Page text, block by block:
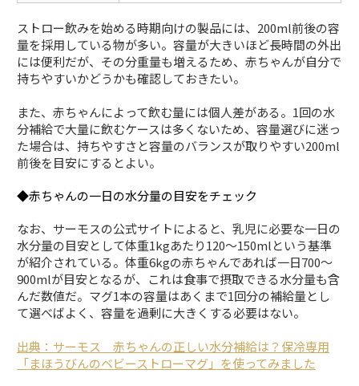
ストロー飲みを始める時期向けの製品には、200ml前後の容
量を採用している物が多い。容量が大きいほど長時間の外出
には便利だが、その分重量も増えるため、赤ちゃんが自分で
持ちやすいかどうかも確認しておきたい。
また、赤ちゃんによって飲む量には個人差がある。1回の水
分補給で大量に飲むケースは多くないため、容量選びに迷っ
た場合は、持ちやすさと容量のバランスが取りやすい200ml
前後を目安にするとよい。
◆赤ちゃんの一日の水分量の目安をチェック
なお、サーモスの公式サイトによると、乳児に必要な一日の
水分量の目安として体重1kgあたり120〜150mlという基準
が紹介されている。体重6kgの赤ちゃんであれば一日700〜
900mlが目安となるが、これは食事で摂取できる水分量も含
んだ数値だ。マグ1本の容量はあくまで1回分の補給量とし
て選べばよく、容量を過剰に大きくする必要はない。
出典：サーモス 赤ちゃんの正しい水分補給は？保冷専用
「まほうびんのベビーストローマグ」を使ってみました